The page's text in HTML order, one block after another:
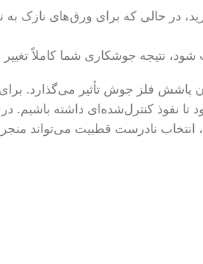
در حالی که برای ورق‌های نازک به
نتیجه جوشکاری شما کاملاً
فلز جوش تأثیر می‌گذارد. برای
نفوذ کنترل‌شده‌ای داشته باشیم. در
انتخاب نادرست قطبیت می‌تواند